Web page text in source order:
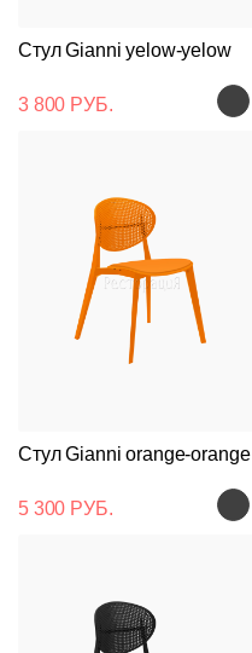
Стул Gianni yelow-yelow
3 800 РУБ.
Стул Gianni orange-orange
5 300 РУБ.